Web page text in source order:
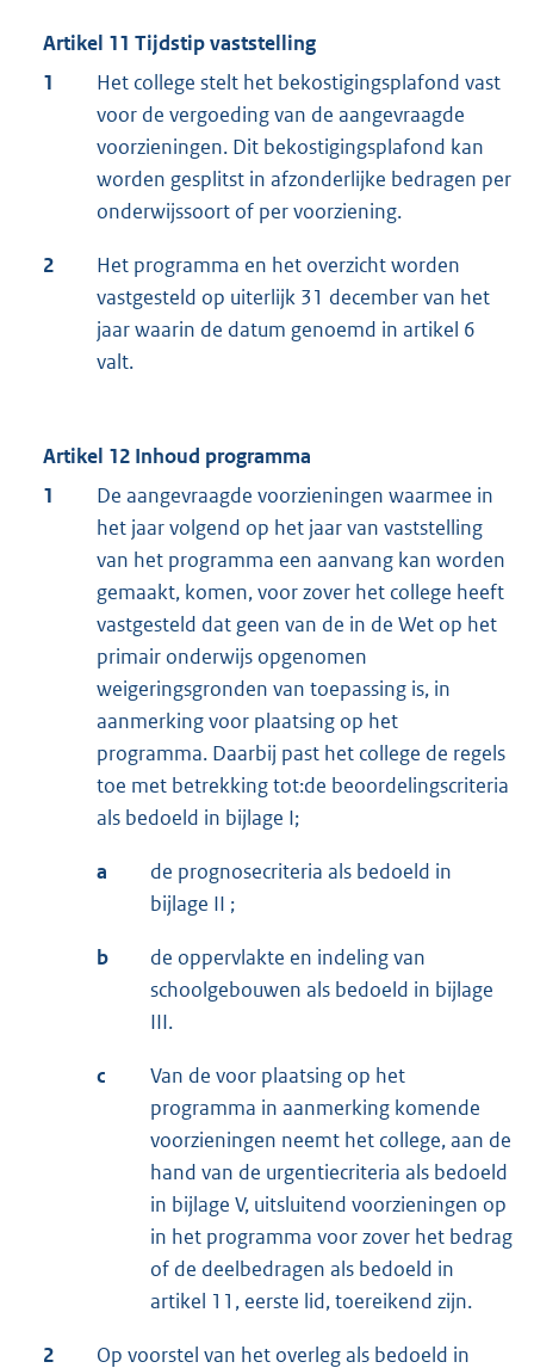
Artikel 11 Tijdstip vaststelling
1
Het college stelt het bekostigingsplafond vast
voor de vergoeding van de aangevraagde
voorzieningen. Dit bekostigingsplafond kan
worden gesplitst in afzonderlijke bedragen per
onderwijssoort of per voorziening.
2
Het programma en het overzicht worden
vastgesteld op uiterlijk 31 december van het
jaar waarin de datum genoemd in artikel 6
valt.
Artikel 12 Inhoud programma
1
De aangevraagde voorzieningen waarmee in
het jaar volgend op het jaar van vaststelling
van het programma een aanvang kan worden
gemaakt, komen, voor zover het college heeft
vastgesteld dat geen van de in de Wet op het
primair onderwijs opgenomen
weigeringsgronden van toepassing is, in
aanmerking voor plaatsing op het
programma. Daarbij past het college de regels
toe met betrekking tot:de beoordelingscriteria
als bedoeld in bijlage I;
a
de prognosecriteria als bedoeld in
bijlage II ;
b
de oppervlakte en indeling van
schoolgebouwen als bedoeld in bijlage
III.
c
Van de voor plaatsing op het
programma in aanmerking komende
voorzieningen neemt het college, aan de
hand van de urgentiecriteria als bedoeld
in bijlage V, uitsluitend voorzieningen op
in het programma voor zover het bedrag
of de deelbedragen als bedoeld in
artikel 11, eerste lid, toereikend zijn.
2 Op voorstel van het overleg als bedoeld in